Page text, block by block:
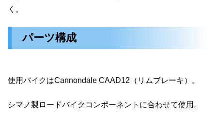
く。
パーツ構成
使用バイクはCannondale CAAD12（リムブレーキ）。
シマノ製ロードバイクコンポーネントに合わせて使用。